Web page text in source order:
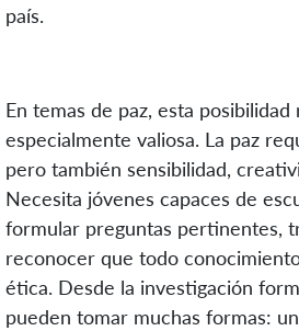
país.
En temas de paz, esta posibilidad
especialmente valiosa. La paz
pero también sensibilidad,
Necesita jóvenes capaces de
formular preguntas pertinentes,
reconocer que todo
ética. Desde la investigación
pueden tomar muchas formas: